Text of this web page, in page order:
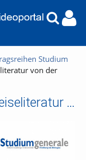
Studium
von der
Navigare necesse est. Reiseliteratur von der Antike bis zur Gegenwart